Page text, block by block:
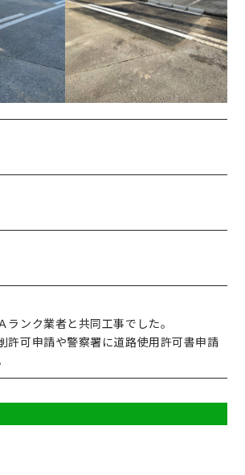
ランク業者と共同工事でした。
許可申請や警察署に道路使用許可書申請